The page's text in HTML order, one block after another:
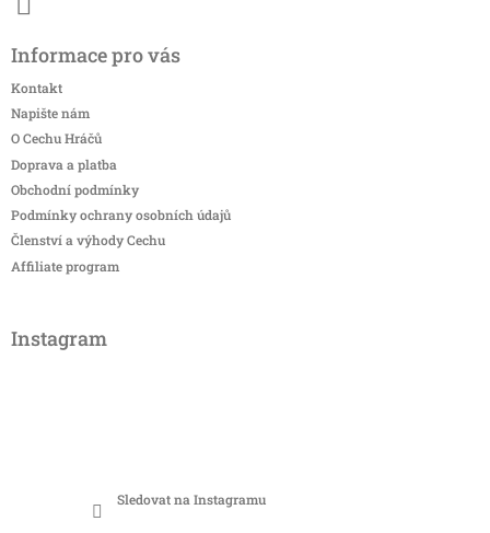
Informace pro vás
Kontakt
Napište nám
O Cechu Hráčů
Doprava a platba
Obchodní podmínky
Podmínky ochrany osobních údajů
Členství a výhody Cechu
Affiliate program
Instagram
Sledovat na Instagramu